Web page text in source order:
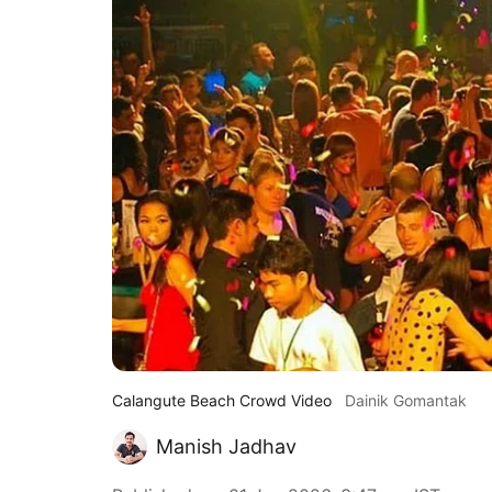
Calangute Beach Crowd Video Dainik Gomantak
Manish Jadhav